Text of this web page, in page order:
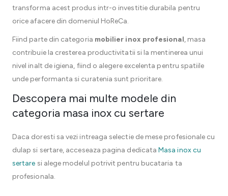
transforma acest produs intr-o investitie durabila pentru
orice afacere din domeniul HoReCa.
Fiind parte din categoria mobilier inox profesional, masa
contribuie la cresterea productivitatii si la mentinerea unui
nivel inalt de igiena, fiind o alegere excelenta pentru spatiile
unde performanta si curatenia sunt prioritare.
Descopera mai multe modele din
categoria masa inox cu sertare
Daca doresti sa vezi intreaga selectie de mese profesionale cu
dulap si sertare, acceseaza pagina dedicataMasa inox cu
sertare si alege modelul potrivit pentru bucataria ta
profesionala.